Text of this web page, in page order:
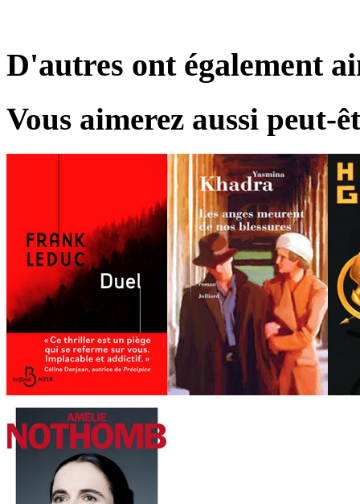
D'autres ont également
Vous aimerez aussi peut-